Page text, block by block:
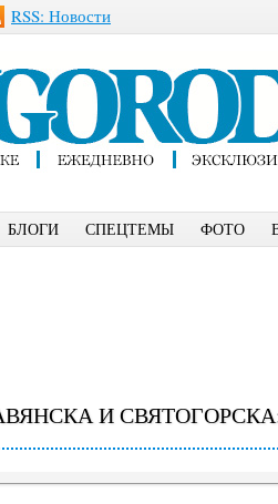
RSS: Новости
БЛОГИ СПЕЦТЕМЫ ФОТО
И